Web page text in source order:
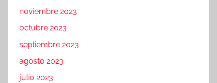
noviembre 2023
octubre 2023
septiembre 2023
agosto 2023
julio 2023